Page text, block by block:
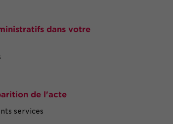
dans votre
de l'acte
services